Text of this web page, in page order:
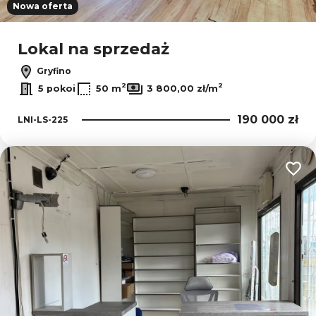
Nowa oferta
Lokal na sprzedaż
Gryfino
5 pokoi
50 m2 3 800,00 zł/m2
LNI-LS-225 190 000 zł